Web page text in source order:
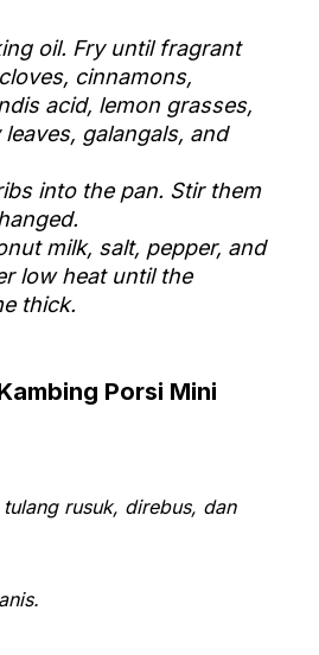
oil. Fry until fragrant
cinnamons,
acid, lemon grasses,
galangals, and
into the pan. Stir them
milk, salt, pepper, and
low heat until the
thick.
Porsi Mini
rusuk, direbus, dan